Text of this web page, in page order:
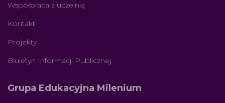
Współpraca z uczelnią
Kontakt
Projekty
Biuletyn Informacji Publicznej
Grupa Edukacyjna Milenium